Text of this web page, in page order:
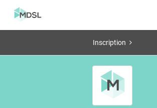
Inscription